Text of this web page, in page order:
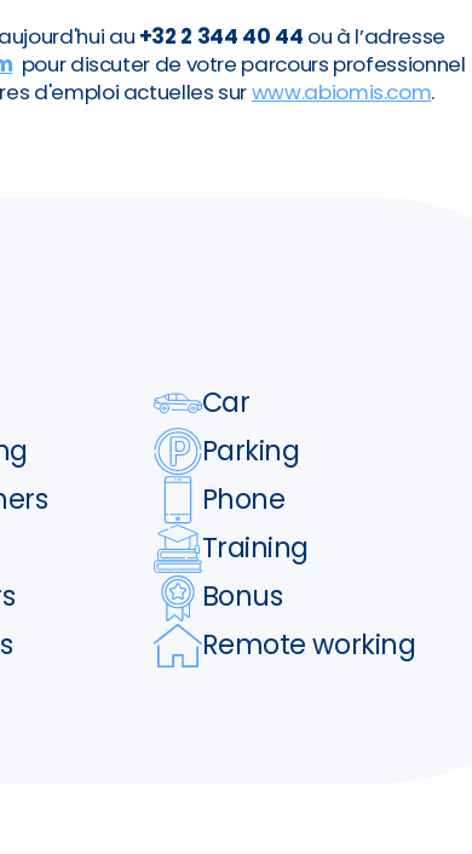
au +32 2 344 40 44 ou à l’adresse
pour discuter de votre parcours professionnel
d'emploi actuelles surwww.abiomis.com.
Car
Parking
Phone
Training
Bonus
Remote working